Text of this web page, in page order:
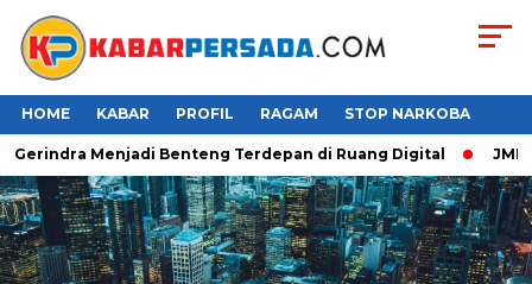
HOME KABAR PROFIL RAGAM STOP NARKOBA
Gerindra Menjadi Benteng Terdepan di Ruang Digital JMP